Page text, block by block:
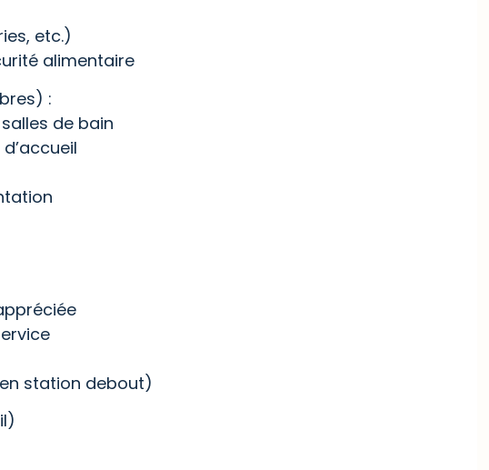
etc.)
alimentaire
:
de bain
station debout)